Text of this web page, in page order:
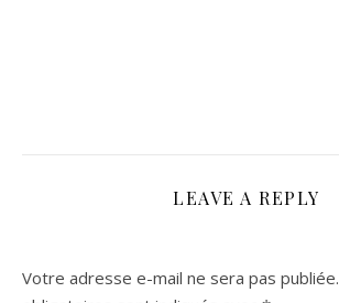
LEAVE A REPLY
Votre adresse e-mail ne sera pas publiée.